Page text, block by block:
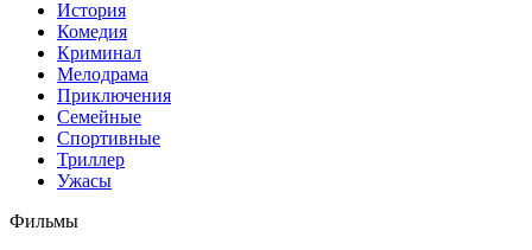
История
Комедия
Криминал
Мелодрама
Приключения
Семейные
Спортивные
Триллер
Ужасы
Фильмы